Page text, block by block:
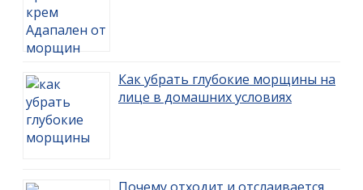
Как убрать глубокие морщины на
лице в домашних условиях